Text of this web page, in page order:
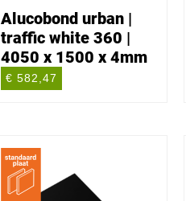
Alucobond urban |
traffic white 360 |
4050 x 1500 x 4mm
€ 582,47